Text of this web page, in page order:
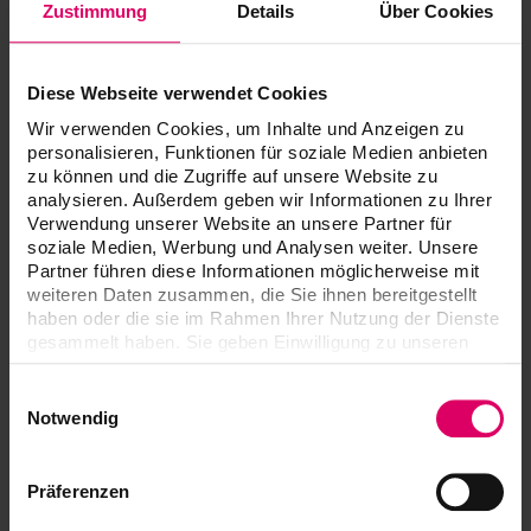
Zustimmung Details Über Cookies
Diese Webseite verwendet Cookies
Wir verwenden Cookies, um Inhalte und Anzeigen zu
personalisieren, Funktionen für soziale Medien anbieten
zu können und die Zugriffe auf unsere Website zu
analysieren. Außerdem geben wir Informationen zu Ihrer
Verwendung unserer Website an unsere Partner für
soziale Medien, Werbung und Analysen weiter. Unsere
Partner führen diese Informationen möglicherweise mit
weiteren Daten zusammen, die Sie ihnen bereitgestellt
haben oder die sie im Rahmen Ihrer Nutzung der Dienste
gesammelt haben. Sie geben Einwilligung zu unseren
Notwendig
Präferenzen
Competente en colores y
materiales
Nadie domina los materiales de color
dental mejor que VITA.
Desde 1924, venimos perfeccionando
sistemáticamente la singular competencia de VITA
en el desarrollo y la fabricación de materiales y
productos pioneros.
Así hemos logrado la reproducción exacta y
referencia mundial para la determinación y